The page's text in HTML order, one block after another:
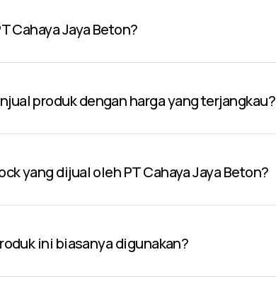
Cahaya Jaya Beton?
produk dengan harga yang terjangkau?
yang dijual oleh PT Cahaya Jaya Beton?
ini biasanya digunakan?